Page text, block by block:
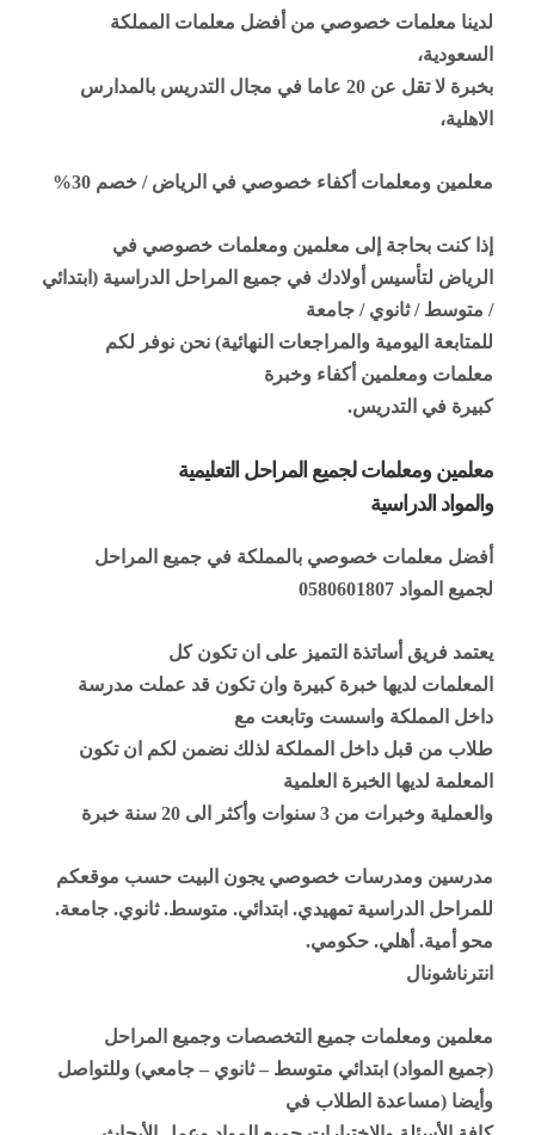
لدينا معلمات خصوصي من أفضل معلمات المملكة
السعودية،
بخبرة لا تقل عن 20 عاما في مجال التدريس بالمدارس
الاهلية،
معلمين ومعلمات أكفاء خصوصي في الرياض / خصم 30 %
إذا كنت بحاجة إلى معلمين ومعلمات خصوصي في
الرياض لتأسيس أولادك في جميع المراحل الدراسية (ابتدائي
/ متوسط / ثانوي / جامعة
للمتابعة اليومية والمراجعات النهائية) نحن نوفر لكم
معلمات ومعلمين أكفاء وخبرة
كبيرة في التدريس.
معلمين ومعلمات لجميع المراحل التعليمية
والمواد الدراسية
أفضل معلمات خصوصي بالمملكة في جميع المراحل
لجميع المواد 0580601807
يعتمد فريق أساتذة التميز على ان تكون كل
المعلمات لديها خبرة كبيرة وان تكون قد عملت مدرسة
داخل المملكة واسست وتابعت مع
طلاب من قبل داخل المملكة لذلك نضمن لكم ان تكون
المعلمة لديها الخبرة العلمية
والعملية وخبرات من 3 سنوات وأكثر الى 20 سنة خبرة
مدرسين ومدرسات خصوصي يجون البيت حسب موقعكم
للمراحل الدراسية تمهيدي. ابتدائي. متوسط. ثانوي. جامعة.
محو أمية. أهلي. حكومي.
انترناشونال
معلمين ومعلمات جميع التخصصات وجميع المراحل
(جميع المواد) ابتدائي متوسط – ثانوي – جامعي) وللتواصل
وأيضا (مساعدة الطلاب في